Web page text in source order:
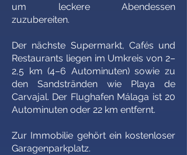
um leckere Abendessen
zuzubereiten.
Der nächste Supermarkt, Cafés und
Restaurants liegen im Umkreis von 2–
2,5 km (4–6 Autominuten) sowie zu
den Sandstränden wie Playa de
Carvajal. Der Flughafen Málaga ist 20
Autominuten oder 22 km entfernt.
Zur Immobilie gehört ein kostenloser
Garagenparkplatz.